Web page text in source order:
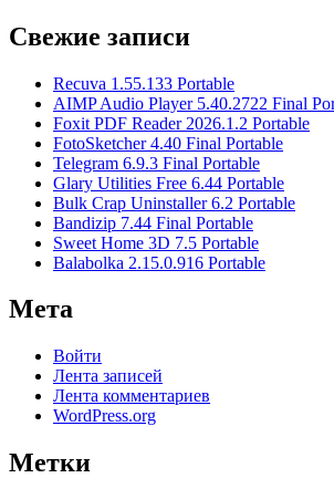
Свежие записи
Recuva 1.55.133 Portable
AIMP Audio Player 5.40.2722 Final
Foxit PDF Reader 2026.1.2 Portable
FotoSketcher 4.40 Final Portable
Telegram 6.9.3 Final Portable
Glary Utilities Free 6.44 Portable
Bulk Crap Uninstaller 6.2 Portable
Bandizip 7.44 Final Portable
Sweet Home 3D 7.5 Portable
Balabolka 2.15.0.916 Portable
Мета
Войти
Лента записей
Лента комментариев
WordPress.org
Метки